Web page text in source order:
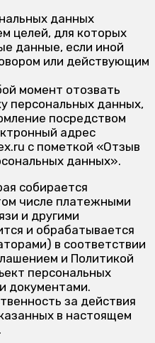
данных
целей, для которых
данные, если иной
или действующим
момент отозвать
персональных данных,
посредством
адрес
с пометкой «Отзыв
данных».
собирается
числе платежными
и другими
и обрабатывается
в соответствии
и Политикой
персональных
документами.
за действия
в настоящем